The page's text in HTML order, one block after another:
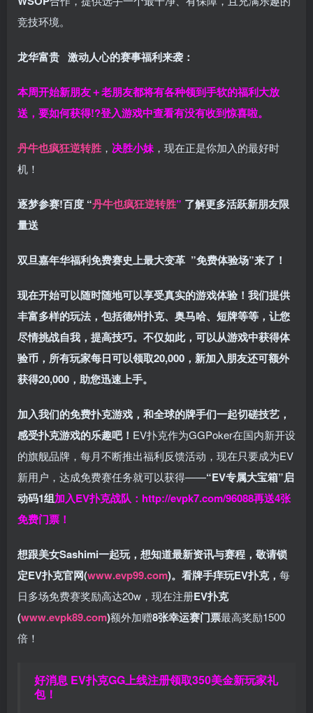
竞技环境。
龙华富贵 激动人心的赛事福利来袭：
本周开始新朋友＋老朋友都将有各种领到手软的福利大放
送，要如何获得!?登入游戏中查看有没有收到惊喜啦。
丹牛也疯狂逆转胜， 决胜小妹，现在正是你加入的最好时
机！
逐梦参赛!百度 “丹牛也疯狂逆转胜” 了解更多活跃新朋友限
量送
双旦嘉年华福利免费赛史上最大变革 ”免费体验场”来了！
现在开始可以随时随地可以享受真实的游戏体验！我们提供
丰富多样的玩法，包括德州扑克、奥马哈、短牌等等，让您
尽情挑战自我，提高技巧。不仅如此， 可以从游戏中获得体
验币，所有玩家每日可以领取20,000，新加入朋友还可额外
获得20,000，助您迅速上手。
加入我们的免费扑克游戏，和全球的牌手们一起切磋技艺，
感受扑克游戏的乐趣吧！ EV扑克作为GGPoker在国内新开设
的旗舰品牌，每月不断推出福利反馈活动，现在只要成为EV
新用户，达成免费赛任务就可以获得——“EV专属大宝箱”启
动码1组加入EV扑克战队： http://evpk7.com/96088再送4张
免费门票！
想跟美女Sashimi一起玩， 想知道最新资讯与赛程， 敬请锁
定EV扑克官网(www.evp99.com)。 看牌手痒玩EV扑克， 每
日多场免费赛奖励高达20w，现在注册EV扑克
(www.evpk89.com)额外加赠8张幸运赛门票最高奖励1500
倍！
好消息 EV扑克GG上线注册领取350美金新玩家礼
包！